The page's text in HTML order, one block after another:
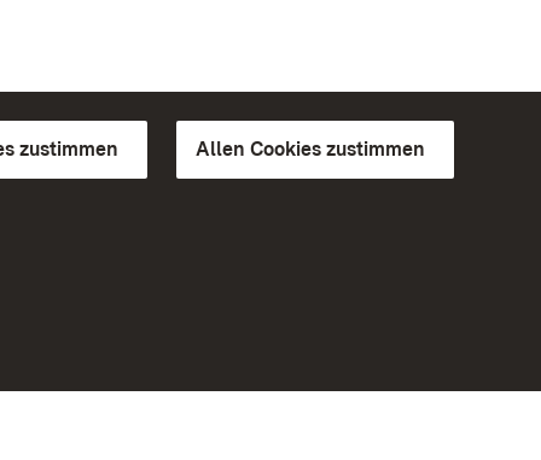
zustimmen Allen Cookies zustimmen